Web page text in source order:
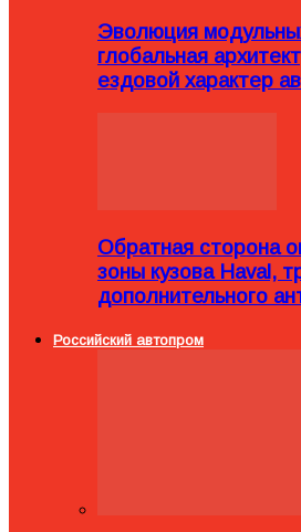
Эволюция
глобальная
ездовой характер
Обратная сторона
зоны кузова Haval,
дополнительного
Российский автопром